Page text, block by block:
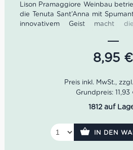
Lison Pramaggiore Weinbau
die Tenuta Sant’Anna mit
innovativem Geist macht die
Geschmack: kühl, weich,
8,95 €
Grundpreis: 11,93
1812 auf
IN DEN